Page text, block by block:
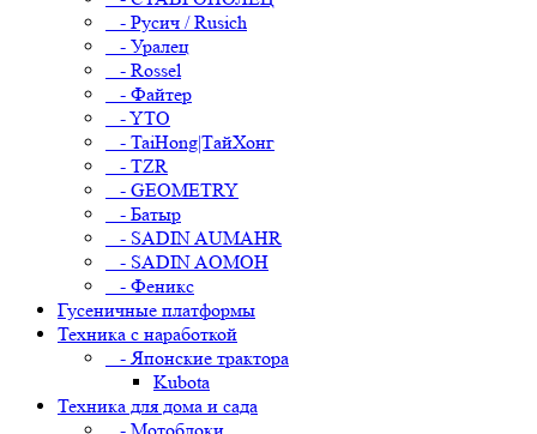
- Русич / Rusich
- Уралец
- Rossel
- Файтер
- YTO
- TaiHong|ТайХонг
- TZR
- GEOMETRY
- Батыр
- SADIN AUMAHR
- SADIN AOMOH
- Феникс
Гусеничные платформы
Техника с наработкой
- Японские трактора
Kubota
Техника для дома и сада